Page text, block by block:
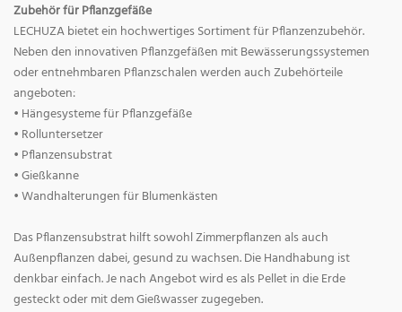
Zubehör für Pflanzgefäße
LECHUZA bietet ein hochwertiges Sortiment für Pflanzenzubehör.
Neben den innovativen Pflanzgefäßen mit Bewässerungssystemen
oder entnehmbaren Pflanzschalen werden auch Zubehörteile
angeboten:
• Hängesysteme für Pflanzgefäße
• Rolluntersetzer
• Pflanzensubstrat
• Gießkanne
• Wandhalterungen für Blumenkästen
Das Pflanzensubstrat hilft sowohl Zimmerpflanzen als auch
Außenpflanzen dabei, gesund zu wachsen. Die Handhabung ist
denkbar einfach. Je nach Angebot wird es als Pellet in die Erde
gesteckt oder mit dem Gießwasser zugegeben.